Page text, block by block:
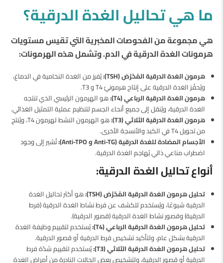
ما هي تحاليل الغدة الدرقية؟
هي مجموعة من الفحوصات المخبرية التي تقيس مستويات
هرمونات الغدة الدرقية في الدم. وتشمل هذه الهرمونات:
هرمون الغدة الدرقية المُحّرّض (TSH):
يُفرز من الغدة النخامية في الدماغ،
ويُحفّز الغدة الدرقية على إنتاج هرمونيّ T4 و T3.
هرمون الغدة الدرقية الرباعي (T4):
هو الهرمون الرئيسي الذي تنتجه
الغدة الدرقية، ويُنقل إلى جميع أنحاء الجسم لتنظيم عملية التمثيل الغذائي.
هرمون الغدة الدرقية الثلاثي (T3):
هو الهرمون النشط لهرمون T4، ويُنتج
من تحويل T4 في الكبد والأنسجة الأخرى.
الأجسام المضادة للغدة الدرقية (Anti-TG و Anti-TPO):
تُشير إلى وجود
اضطراب مناعي ذاتي يُهاجم الغدة الدرقية.
أنواع تحاليل الغدة الدرقية:
تحليل هرمون الغدة الدرقية المُحّرّض (TSH):
هو أكثر تحاليل الغدة
الدرقية شيوعًا، ويُستخدم للكشف عن فرط نشاط الغدة الدرقية (فرط
الدرقية) وقصور نشاط الغدة الدرقية (قصور الدرقية).
تحليل هرمون الغدة الدرقية الرباعي (T4):
يُستخدم لتقييم وظيفة الغدة
الدرقية بشكل عام، ولتأكيد تشخيص فرط الدرقية أو قصور الدرقية.
تحليل هرمون الغدة الدرقية الثلاثي (T3):
يُستخدم لتقييم شدّة فرط
الدرقية أو قصور الدرقية، ولتشخيص بعض الحالات النادرة من أمراض الغدة